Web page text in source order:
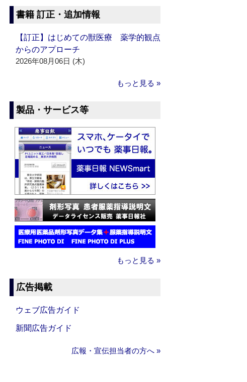
書籍 訂正・追加情報
【訂正】はじめての獣医療 薬学的観点
からのアプローチ
2026年08月06日 (木)
もっと見る »
製品・サービス等
もっと見る »
広告掲載
ウェブ広告ガイド
新聞広告ガイド
広報・宣伝担当者の方へ »